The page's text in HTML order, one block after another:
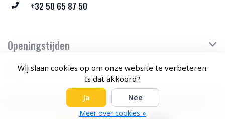
Wij slaan cookies op om onze website te verbeteren.
Is dat akkoord?
Ja
Nee
Meer over cookies »
+32 50 65 87 50
Openingstijden
Klantenservice
© Copyright 2026 Feeërieke - Theme by